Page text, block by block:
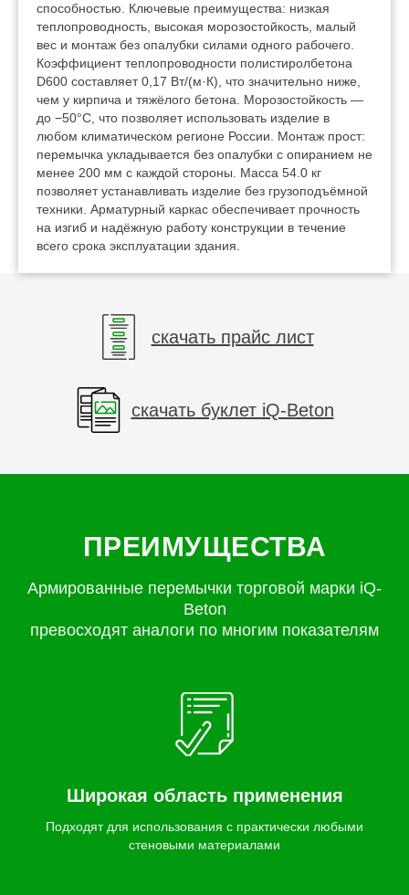
способностью. Ключевые преимущества: низкая
теплопроводность, высокая морозостойкость, малый
вес и монтаж без опалубки силами одного рабочего.
Коэффициент теплопроводности полистиролбетона
D600 составляет 0,17 Вт/(м·К), что значительно ниже,
чем у кирпича и тяжёлого бетона. Морозостойкость —
до −50°C, что позволяет использовать изделие в
любом климатическом регионе России. Монтаж прост:
перемычка укладывается без опалубки с опиранием не
менее 200 мм с каждой стороны. Масса 54.0 кг
позволяет устанавливать изделие без грузоподъёмной
техники. Арматурный каркас обеспечивает прочность
на изгиб и надёжную работу конструкции в течение
всего срока эксплуатации здания.
скачать прайс лист
скачать буклет iQ-Beton
ПРЕИМУЩЕСТВА
Армированные перемычки торговой марки iQ-
Beton
превосходят аналоги по многим показателям
Широкая область применения
Подходят для использования с практически любыми
стеновыми материалами